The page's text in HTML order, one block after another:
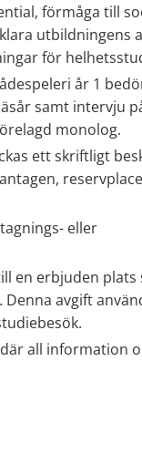
förmåga till
utbildningens
för
år 1
samt intervju
monolog.
ett skriftligt
eller
en erbjuden plats
avgift
all information